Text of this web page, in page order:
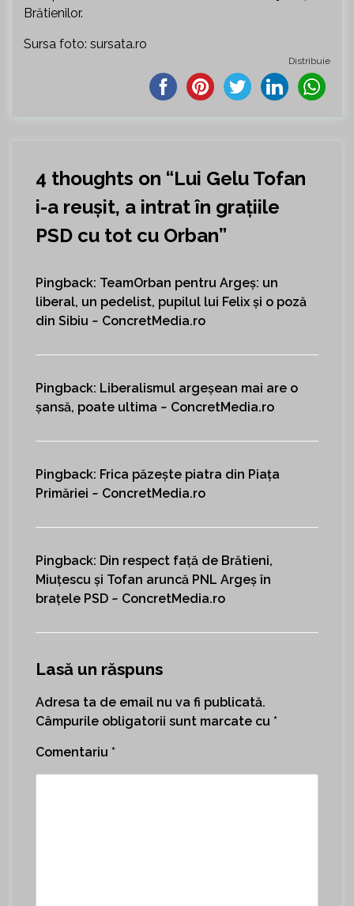
Brătienilor.
Sursa foto: sursata.ro
Distribuie
4 thoughts on “Lui Gelu Tofan
i-a reușit, a intrat în grațiile
PSD cu tot cu Orban”
Pingback: TeamOrban pentru Argeș: un
liberal, un pedelist, pupilul lui Felix și o poză
din Sibiu ~ ConcretMedia.ro
Pingback: Liberalismul argeșean mai are o
șansă, poate ultima ~ ConcretMedia.ro
Pingback: Frica păzește piatra din Piața
Primăriei ~ ConcretMedia.ro
Pingback: Din respect față de Brătieni,
Miuțescu și Tofan aruncă PNL Argeș în
brațele PSD ~ ConcretMedia.ro
Lasă un răspuns
Adresa ta de email nu va fi publicată.
Câmpurile obligatorii sunt marcate cu *
Comentariu *